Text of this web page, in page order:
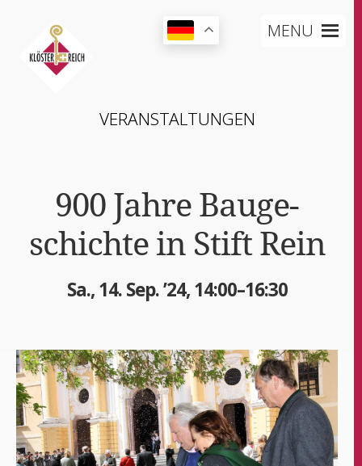
MENU
VER­AN­STAL­TUN­GEN
900 Jah­re Bau­ge­
schich­te in Stift Rein
Sa., 14. Sep. ’24, 14:00–16:30